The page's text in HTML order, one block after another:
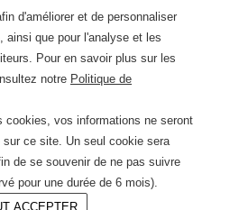
d'améliorer et de personnaliser
ainsi que pour l'analyse et les
Pour en savoir plus sur les
notre Politique de
vos informations ne seront
ce site. Un seul cookie sera
de se souvenir de ne pas suivre
pour une durée de 6 mois).
ACCEPTER